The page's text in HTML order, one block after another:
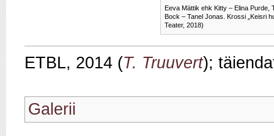
Eeva Mättik ehk Kitty – Elina Purde,
Bock – Tanel Jonas. Krossi „Keisri
Teater, 2018)
ETBL, 2014 (T. Truuvert);
Galerii